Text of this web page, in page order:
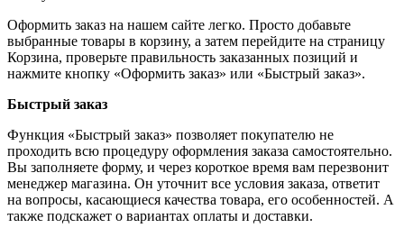
Оформить заказ на нашем сайте легко. Просто добавьте
выбранные товары в корзину, а затем перейдите на страницу
Корзина, проверьте правильность заказанных позиций и
нажмите кнопку «Оформить заказ» или «Быстрый заказ».
Быстрый заказ
Функция «Быстрый заказ» позволяет покупателю не
проходить всю процедуру оформления заказа самостоятельно.
Вы заполняете форму, и через короткое время вам перезвонит
менеджер магазина. Он уточнит все условия заказа, ответит
на вопросы, касающиеся качества товара, его особенностей. А
также подскажет о вариантах оплаты и доставки.